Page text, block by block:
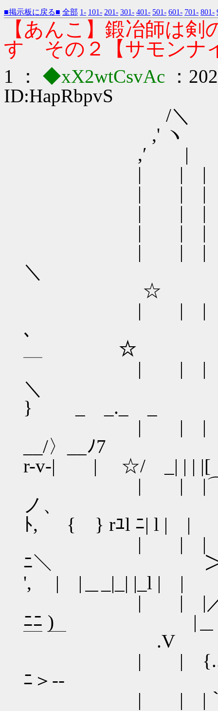
■掲示板に戻る■ 全部 1- 101- 201- 301- 401- 501- 601- 701- 801-
【あんこ】鍛冶師は
す その２【サモンナ
1 ： ◆xX2wtCsvAc
：
ID:HapRbpvS
/＼
,' ヽ
,′ |
| | |
| | |
| | |
| | | ／
| | |
☆
| | | -
､
＿ ☆
| |
} _ _._ _ |
| | | ノ
__/〉__ﾉ7 |
r-v-| | ☆/ _| | |
| | |⌒八
ノ、 ＼ ＼
ﾄ, { } rﾕl ﾆ| l | |
| | | ⌒个ト
ﾆ＼ ＞ l －
', | |＿_|_| |_l | |
| | |／アｱ ⌒i
ﾆﾆ ) |＿
￣ ￣ .V
| | {..::::{-
ﾆ＞--
| | |｀ｧ